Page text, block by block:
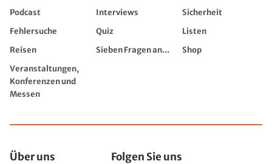
Podcast
Interviews
Sicherheit
Fehlersuche
Quiz
Listen
Reisen
Sieben Fragen an...
Shop
Veranstaltungen,
Konferenzen und
Messen
Über uns Folgen Sie uns